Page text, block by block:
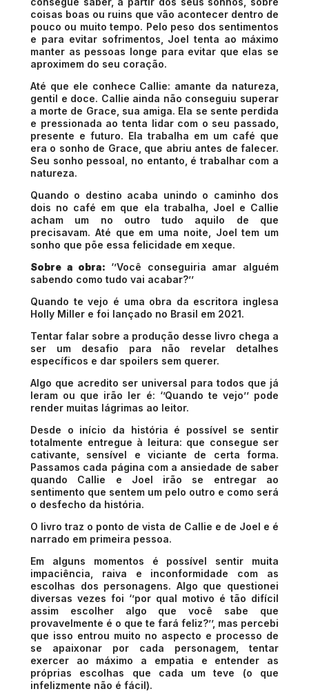
coisas boas ou ruins que vão acontecer dentro de
pouco ou muito tempo. Pelo peso dos sentimentos
e para evitar sofrimentos, Joel tenta ao máximo
manter as pessoas longe para evitar que elas se
aproximem do seu coração.
Até que ele conhece Callie: amante da natureza,
gentil e doce. Callie ainda não conseguiu superar
a morte de Grace, sua amiga. Ela se sente perdida
e pressionada ao tenta lidar com o seu passado,
presente e futuro. Ela trabalha em um café que
era o sonho de Grace, que abriu antes de falecer.
Seu sonho pessoal, no entanto, é trabalhar com a
natureza.
Quando o destino acaba unindo o caminho dos
dois no café em que ela trabalha, Joel e Callie
acham um no outro tudo aquilo de que
precisavam. Até que em uma noite, Joel tem um
sonho que põe essa felicidade em xeque.
Sobre a obra: ‘’Você conseguiria amar alguém
sabendo como tudo vai acabar?’’
Quando te vejo é uma obra da escritora inglesa
Holly Miller e foi lançado no Brasil em 2021.
Tentar falar sobre a produção desse livro chega a
ser um desafio para não revelar detalhes
específicos e dar spoilers sem querer.
Algo que acredito ser universal para todos que já
leram ou que irão ler é: ‘’Quando te vejo’’ pode
render muitas lágrimas ao leitor.
Desde o início da história é possível se sentir
totalmente entregue à leitura: que consegue ser
cativante, sensível e viciante de certa forma.
Passamos cada página com a ansiedade de saber
quando Callie e Joel irão se entregar ao
sentimento que sentem um pelo outro e como será
o desfecho da história.
O livro traz o ponto de vista de Callie e de Joel e é
narrado em primeira pessoa.
Em alguns momentos é possível sentir muita
impaciência, raiva e inconformidade com as
escolhas dos personagens. Algo que questionei
diversas vezes foi ‘’por qual motivo é tão difícil
assim escolher algo que você sabe que
provavelmente é o que te fará feliz?’’, mas percebi
que isso entrou muito no aspecto e processo de
se apaixonar por cada personagem, tentar
exercer ao máximo a empatia e entender as
próprias escolhas que cada um teve (o que
infelizmente não é fácil).